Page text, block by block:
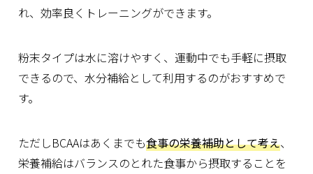
れ、効率良くトレーニングができます。
粉末タイプは水に溶けやすく、運動中でも手軽に摂取
できるので、水分補給として利用するのがおすすめで
す。
ただしBCAAはあくまでも食事の栄養補助として考え、
栄養補給はバランスのとれた食事から摂取することを